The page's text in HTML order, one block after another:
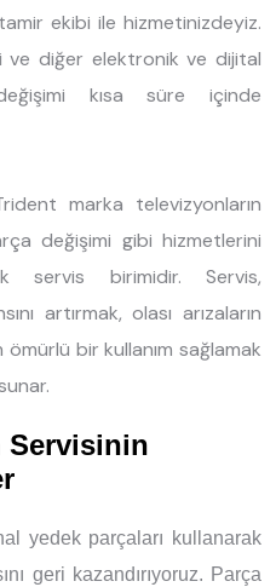
ekibi ile hizmetinizdeyiz.
diğer elektronik ve dijital
kısa süre içinde
marka televizyonların
değişimi gibi hizmetlerini
servis birimidir. Servis,
artırmak, olası arızaların
bir kullanım sağlamak
Servisinin
yedek parçaları kullanarak
geri kazandırıyoruz. Parça